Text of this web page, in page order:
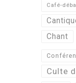
Café-
Chant
Culte